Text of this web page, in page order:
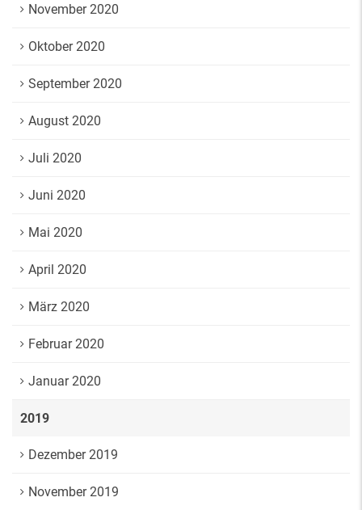
November 2020
Oktober 2020
September 2020
August 2020
Juli 2020
Juni 2020
Mai 2020
April 2020
März 2020
Februar 2020
Januar 2020
2019
Dezember 2019
November 2019